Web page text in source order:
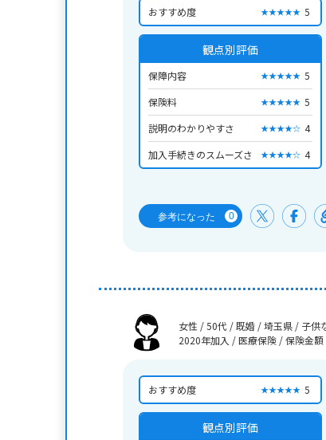
おすすめ度 ★★★★★ 5
観点別評価
保障内容 ★★★★★ 5
保険料
★★★★★ 5
説明のわかりやすさ
★★★★☆ 4
加入手続きのスムーズさ
★★★★☆ 4
参考になった 0
女性 / 50代 / 既婚 / 埼玉県 / 子供
2020年加入 / 医療保険 /保険金額
おすすめ度 ★★★★★ 5
観点別評価